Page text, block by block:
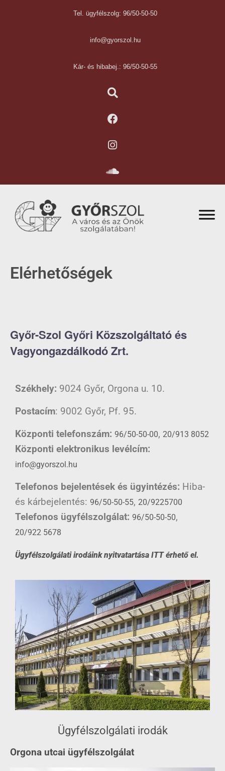
Tel. ügyfélszolg: 96/50-50-50
info@gyorszol.hu
Kár- és hibabej.: 96/50-50-55
Elérhetőségek
Győr-Szol Győri Közszolgáltató és
Vagyongazdálkodó Zrt.
Székhely: 9024 Győr, Orgona u. 10.
Postacím: 9002 Győr, Pf. 95.
Központi telefonszám: 96/50-50-00, 20/913 8052
Központi elektronikus levélcím:
info@gyorszol.hu
Telefonos bejelentések és ügyintézés: Hiba-
és kárbejelentés: 96/50-50-55, 20/9225700
Telefonos ügyfélszolgálat: 96/50-50-50,
20/922 5678
Ügyfélszolgálati irodáink nyitvatartása ITT érhető el.
Ügyfélszolgálati irodák
Orgona utcai ügyfélszolgálat